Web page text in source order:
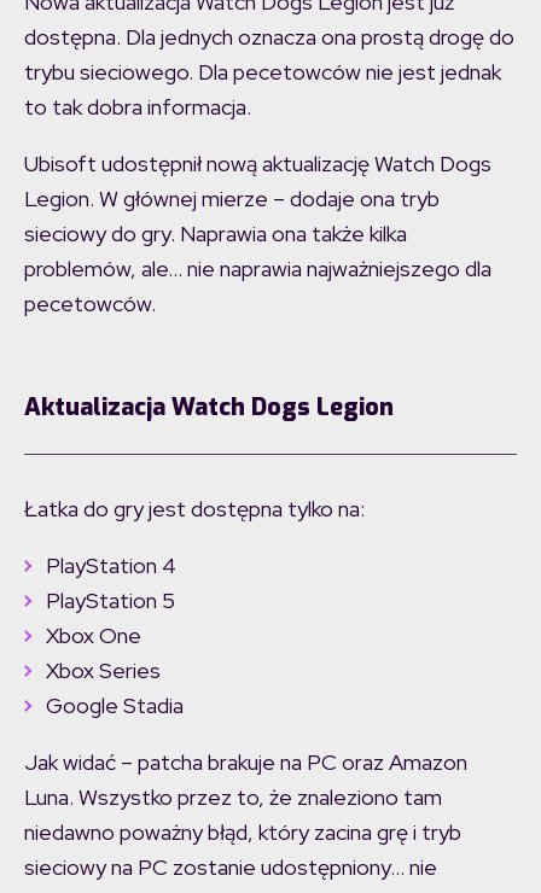
dostępna. Dla jednych oznacza ona prostą drogę do
trybu sieciowego. Dla pecetowców nie jest jednak
to tak dobra informacja.
Ubisoft udostępnił nową aktualizację Watch Dogs
Legion. W głównej mierze – dodaje ona tryb
sieciowy do gry. Naprawia ona także kilka
problemów, ale… nie naprawia najważniejszego dla
pecetowców.
Aktualizacja Watch Dogs Legion
Łatka do gry jest dostępna tylko na:
PlayStation 4
PlayStation 5
Xbox One
Xbox Series
Google Stadia
Jak widać – patcha brakuje na PC oraz Amazon
Luna. Wszystko przez to, że znaleziono tam
niedawno poważny błąd, który zacina grę i tryb
sieciowy na PC zostanie udostępniony… nie